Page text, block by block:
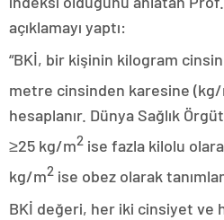
açıklamayı yaptı:
“BKİ, bir kişinin kilogram
metre cinsinden karesine
hesaplanır. Dünya Sağlık
≥25 kg/m2 ise fazla kilolu
kg/m2 ise obez olarak
BKİ değeri, her iki cinsiyet ve